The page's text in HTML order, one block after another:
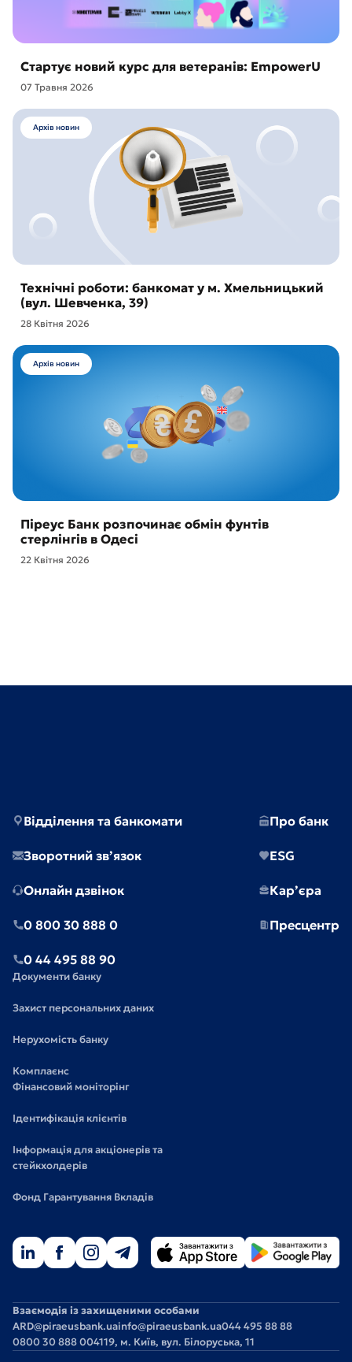
Стартує новий курс для ветеранів: EmpowerU
07 Травня 2026
Архів новин
Технічні роботи: банкомат у м. Хмельницький
(вул. Шевченка, 39)
28 Квітня 2026
Архів новин
Піреус Банк розпочинає обмін фунтів
стерлінгів в Одесі
22 Квітня 2026
Відділення та банкомати
Зворотний зв’язок
Онлайн дзвінок
0 800 30 888 0
0 44 495 88 90
Про банк
ESG
Кар’єра
Пресцентр
Документи банку
Захист персональних даних
Нерухомість банку
Комплаєнс
Фінансовий моніторінг
Ідентифікація клієнтів
Інформація для акціонерів та
стейкхолдерів
Фонд Гарантування Вкладів
Взаємодія із захищеними особами
ARD@piraeusbank.uainfo@piraeusbank.ua044 495 88 88
0800 30 888 004119, м. Київ, вул. Білоруська, 11